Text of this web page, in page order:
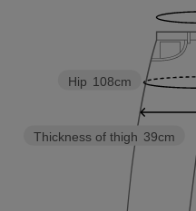
Thickness of thigh 39cm
Hip 108cm